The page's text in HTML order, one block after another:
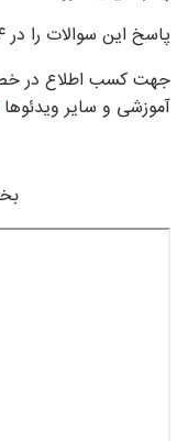
پاسخ این سوالات را در ۴ ویدئوی زیر مشاهده نمایید:
جهت کسب اطلاع در
آموزشی و سایر ویدئوها
بخش ۱